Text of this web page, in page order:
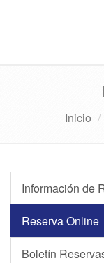
Inicio
Información de
Reserva Online
Boletín